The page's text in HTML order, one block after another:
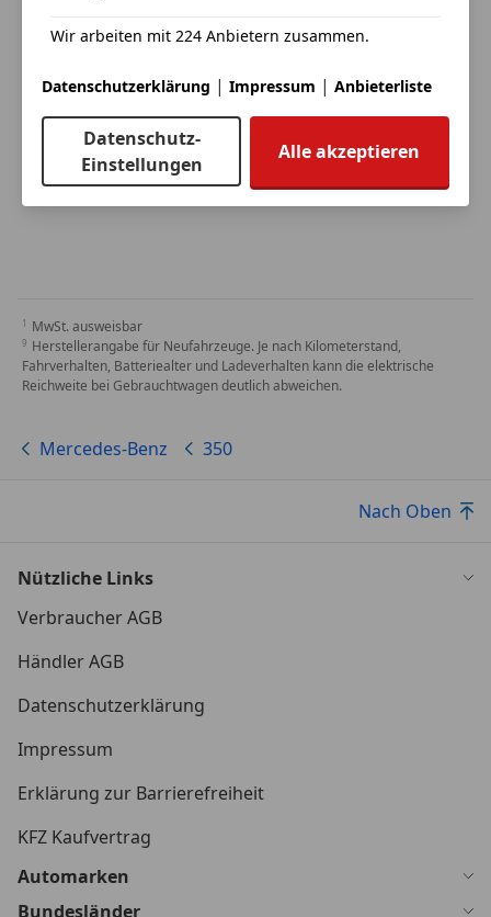
MwSt. ausweisbar
Herstellerangabe für Neufahrzeuge. Je nach Kilometerstand,
Fahrverhalten, Batteriealter und Ladeverhalten kann die elektrische
Reichweite bei Gebrauchtwagen deutlich abweichen.
Mercedes-Benz 350
Nach Oben
Nützliche Links
Verbraucher AGB
Händler AGB
Datenschutzerklärung
Impressum
Erklärung zur Barrierefreiheit
KFZ Kaufvertrag
Automarken
Bundesländer
Wir arbeiten mit 224 Anbietern zusammen.
Datenschutzerklärung | Impressum | Anbieterliste
Datenschutz-
Einstellungen
Alle akzeptieren